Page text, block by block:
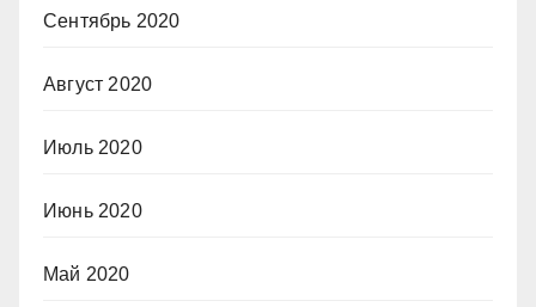
Сентябрь 2020
Август 2020
Июль 2020
Июнь 2020
Май 2020